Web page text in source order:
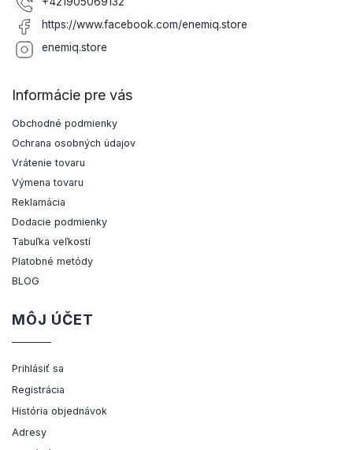
https://www.facebook.com/enemiq.store
enemiq.store
Informácie pre vás
Obchodné podmienky
Ochrana osobných údajov
Vrátenie tovaru
Výmena tovaru
Reklamácia
Dodacie podmienky
Tabuľka veľkostí
Platobné metódy
BLOG
MÔJ ÚČET
Prihlásiť sa
Registrácia
História objednávok
Adresy